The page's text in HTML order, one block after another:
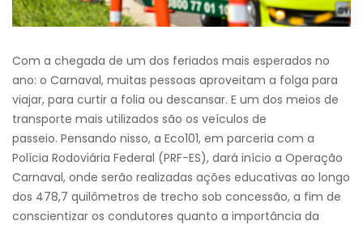
Com a chegada de um dos feriados mais esperados no
ano: o Carnaval, muitas pessoas aproveitam a folga para
viajar, para curtir a folia ou descansar. E um dos meios de
transporte mais utilizados são os veículos de
passeio. Pensando nisso, a Eco101, em parceria com a
Polícia Rodoviária Federal (PRF-ES), dará início a Operação
Carnaval, onde serão realizadas ações educativas ao longo
dos 478,7 quilômetros de trecho sob concessão, a fim de
conscientizar os condutores quanto a importância da